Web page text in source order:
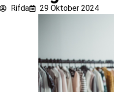
Rifda 29 Oktober 2024